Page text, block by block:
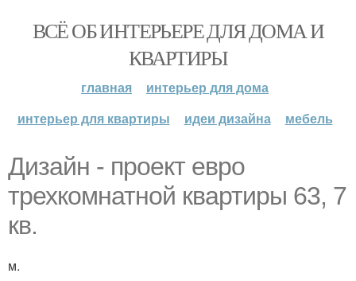
ВСЁ ОБ ИНТЕРЬЕРЕ ДЛЯ ДОМА И
КВАРТИРЫ
главная
интерьер для дома
интерьер для квартиры
идеи дизайна мебель
Дизайн - проект евро
трехкомнатной квартиры 63, 7
кв.
м.